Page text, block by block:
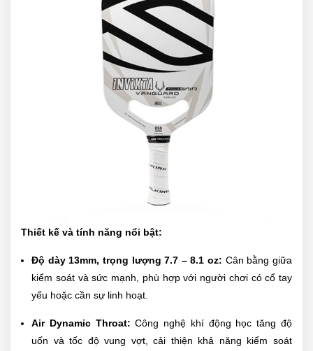
Thiết kế và tính năng nổi bật:
Độ dày 13mm, trọng lượng 7.7 – 8.1 oz: Cân bằng giữa
kiểm soát và sức mạnh, phù hợp với người chơi có cổ tay
yếu hoặc cần sự linh hoạt.
Air Dynamic Throat: Công nghệ khí động học tăng độ
uốn và tốc độ vung vợt, cải thiện khả năng kiểm soát